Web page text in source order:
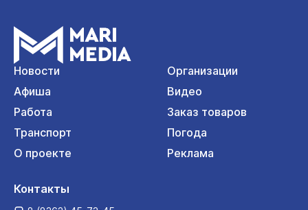
Новости
Организации
Афиша
Видео
Работа
Заказ товаров
Транспорт
Погода
О проекте
Реклама
Контакты